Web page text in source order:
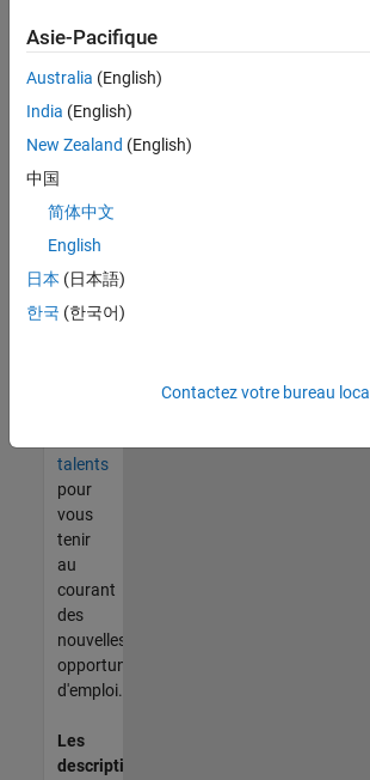
d'emploi.
malgré
tout
vous
trouvez
pas
d'offre
corresponde
à vos
talents
pour
vous
tenir
au
courant
des
nouvelles
opportunités
d'emploi.
Les
descriptions
Asie-Pacifique
Australia (English)
India (English)
New Zealand (English)
中国
简体中文
English
日本 (日本語)
한국 (한국어)
Contactez votre bureau local